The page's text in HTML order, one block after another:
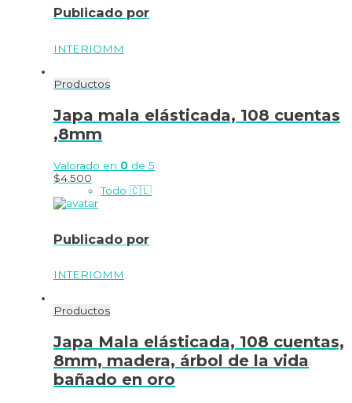
Publicado por
INTERIOMM
Productos
Japa mala elásticada, 108 cuentas
,8mm
Valorado en 0 de 5
$4.500
Todo 🇨🇱
Publicado por
INTERIOMM
Productos
Japa Mala elásticada, 108 cuentas,
8mm, madera, árbol de la vida
bañado en oro